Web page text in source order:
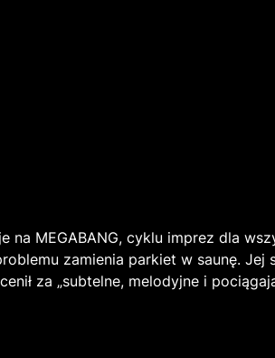
na MEGABANG, cyklu imprez dla
zamienia parkiet w saunę. Jej
za „subtelne, melodyjne i